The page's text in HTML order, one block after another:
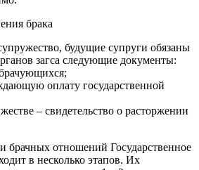
брака
будущие супруги обязаны
загса следующие документы:
оплату государственной
– свидетельство о расторжении
брачных отношений Государственное
в несколько этапов. Их